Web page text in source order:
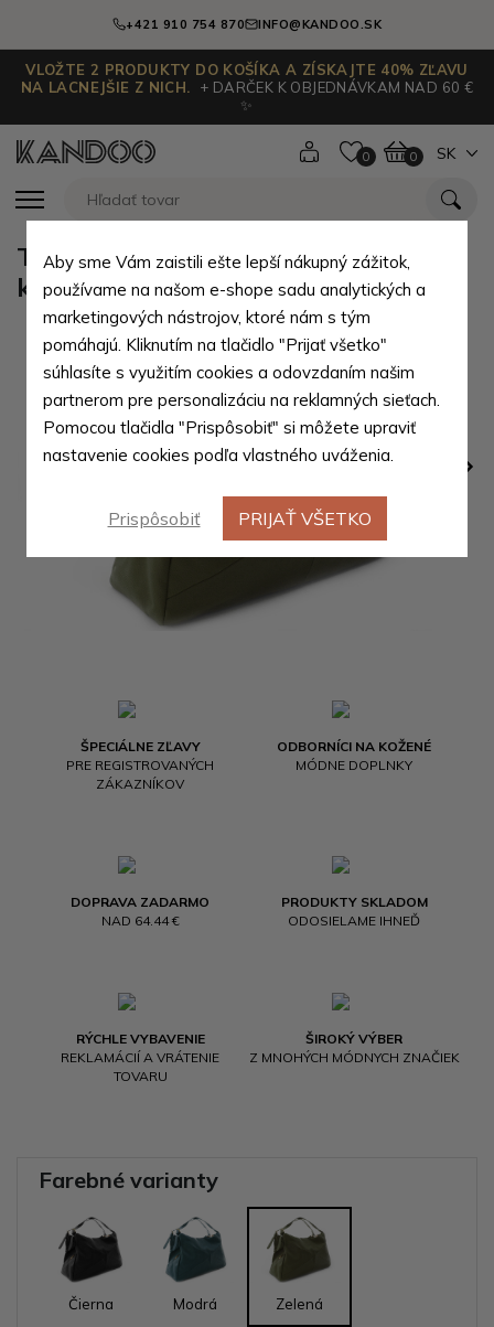
+421 910 754 870 INFO@KANDOO.SK
VLOŽTE 2 PRODUKTY DO KOŠÍKA A ZÍSKAJTE 40% ZĽAVU
NA LACNEJŠIE Z NICH.
+ DARČEK K OBJEDNÁVKAM NAD 60 €
✨
0 0 SK
ŠPECIÁLNE ZĽAVY
PRE REGISTROVANÝCH
ZÁKAZNÍKOV
ODBORNÍCI NA KOŽENÉ
MÓDNE DOPLNKY
DOPRAVA ZADARMO
NAD 64.44 €
PRODUKTY SKLADOM
ODOSIELAME IHNEĎ
RÝCHLE VYBAVENIE
REKLAMÁCIÍ A VRÁTENIE
TOVARU
ŠIROKÝ VÝBER
Z MNOHÝCH MÓDNYCH ZNAČIEK
Tmavozelená dámska zipsová
kabelka Marisele
Farebné varianty
Čierna Modrá Zelená
Aby sme Vám zaistili ešte lepší nákupný zážitok,
používame na našom e-shope sadu analytických a
marketingových nástrojov, ktoré nám s tým
pomáhajú. Kliknutím na tlačidlo "Prijať všetko"
súhlasíte s využitím cookies a odovzdaním našim
partnerom pre personalizáciu na reklamných sieťach.
Pomocou tlačidla "Prispôsobiť" si môžete upraviť
nastavenie cookies podľa vlastného uváženia.
Prispôsobiť PRIJAŤ VŠETKO